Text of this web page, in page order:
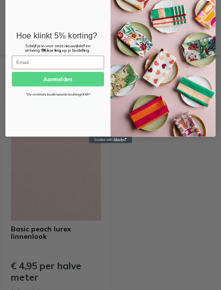
€ 4,95
Recent bekeken
Basic peach lurex
linnenlook
€ 4,95 per halve
meter
Hoe klinkt 5% korting?
Schrijf je in voor onze nieuwsbrief en
ontvang 5% kortingop je bestelling.
Email
Aanmelden
*De minimale bestelwaarde bedraagt €49.*